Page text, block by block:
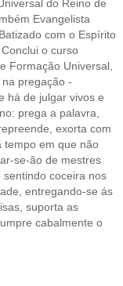
do Reino de
Evangelista
com o Espírito
o curso
Formação Universal,
pregação -
há de julgar vivos e
prega a palavra,
exorta com
tempo em que não
se-ão de mestres
coceira nos
entregando-se ás
suporta as
cabalmente o